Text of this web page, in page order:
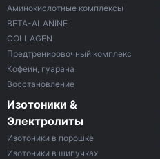
Аминокислотные комплексы
BETA-ALANINE
COLLAGEN
Предтренировочный комплекс
Кофеин, гуарана
Восстановление
Изотоники &
Электролиты
Изотоники в порошке
Изотоники в шипучках